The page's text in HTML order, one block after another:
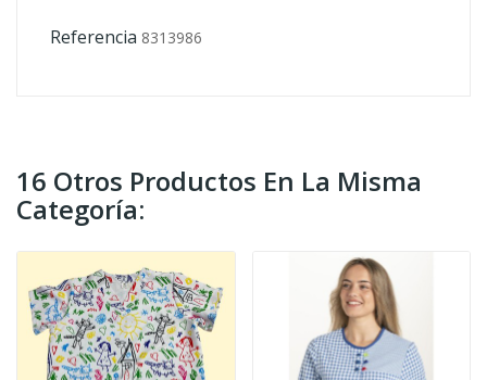
Referencia 8313986
16 Otros Productos En La Misma
Categoría: